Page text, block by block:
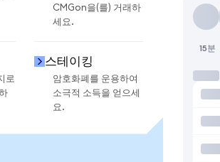
CMGon을(를) 거래하
세요.
로
스테이킹
암호화폐를 운용하여
소극적 소득을 얻으세
요.
15분